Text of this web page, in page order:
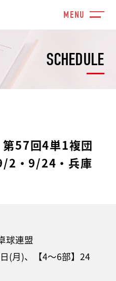
SCHEDULE
第57回4単1複団
2・9/24・兵庫
球連盟
(月)、【4～6部】24